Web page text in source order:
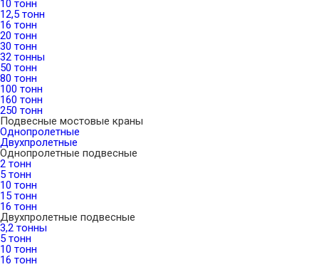
10 тонн
12,5 тонн
16 тонн
20 тонн
30 тонн
32 тонны
50 тонн
80 тонн
100 тонн
160 тонн
250 тонн
Подвесные мостовые краны
Однопролетные
Двухпролетные
Однопролетные подвесные
2 тонн
5 тонн
10 тонн
15 тонн
16 тонн
Двухпролетные подвесные
3,2 тонны
5 тонн
10 тонн
16 тонн